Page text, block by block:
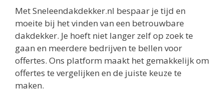
Met Sneleendakdekker.nl bespaar je tijd en
moeite bij het vinden van een betrouwbare
dakdekker. Je hoeft niet langer zelf op zoek te
gaan en meerdere bedrijven te bellen voor
offertes. Ons platform maakt het gemakkelijk om
offertes te vergelijken en de juiste keuze te
maken.